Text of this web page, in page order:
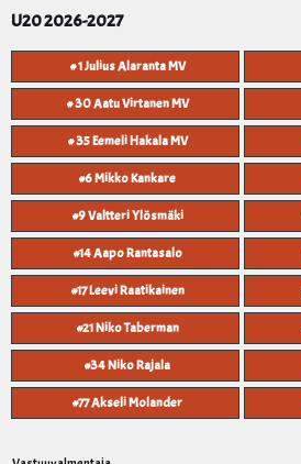
U20 2026-2027
# 1 Julius Alaranta MV
# 30 Aatu Virtanen MV
# 35 Eemeli Hakala MV
#6 Mikko Kankare
#9 Valtteri Ylösmäki
#14 Aapo Rantasalo
#17 Leevi Raatikainen
#21 Niko Taberman
#34 Niko Rajala
#77 Akseli Molander